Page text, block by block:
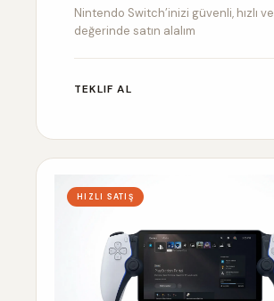
Nintendo Switch’inizi güvenli, hızlı ve
değerinde satın alalım
TEKLIF AL
HIZLI SATIŞ